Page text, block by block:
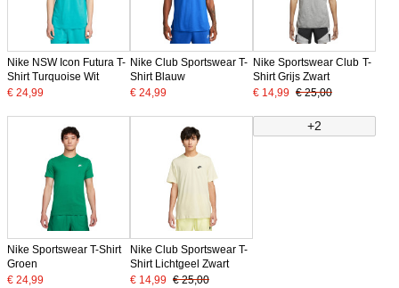
Nike NSW Icon Futura T-
Shirt Turquoise Wit
€ 24,99
Nike Club Sportswear T-
Shirt Blauw
€ 24,99
Nike Sportswear Club T-
Shirt Grijs Zwart
€ 14,99 € 25,00
Nike Sportswear T-Shirt
Groen
€ 24,99
Nike Club Sportswear T-
Shirt Lichtgeel Zwart
€ 14,99 € 25,00
+2